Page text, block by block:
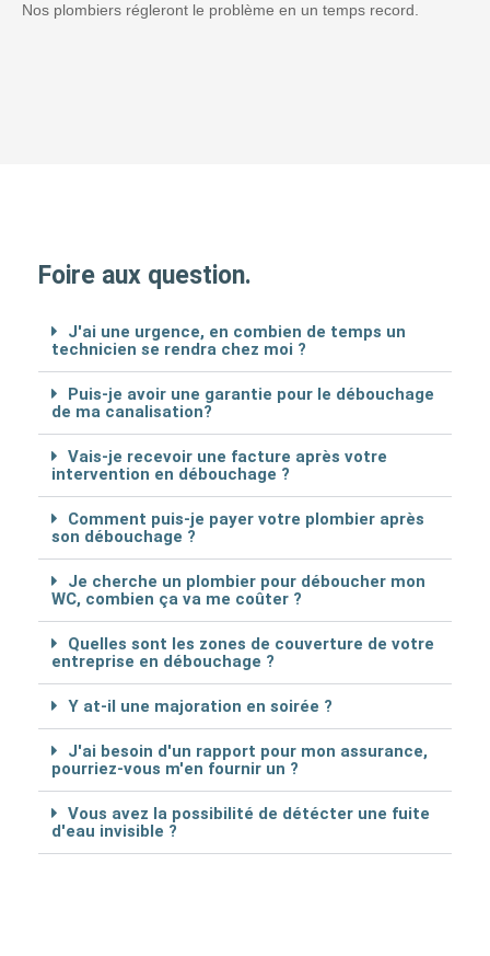
Nos plombiers régleront le problème en un temps record.
Foire aux question.
J'ai une urgence, en combien de temps un
technicien se rendra chez moi ?
Puis-je avoir une garantie pour le débouchage
de ma canalisation?
Vais-je recevoir une facture après votre
intervention en débouchage ?
Comment puis-je payer votre plombier après
son débouchage ?
Je cherche un plombier pour déboucher mon
WC, combien ça va me coûter ?
Quelles sont les zones de couverture de votre
entreprise en débouchage ?
Y at-il une majoration en soirée ?
J'ai besoin d'un rapport pour mon assurance,
pourriez-vous m'en fournir un ?
Vous avez la possibilité de détécter une fuite
d'eau invisible ?